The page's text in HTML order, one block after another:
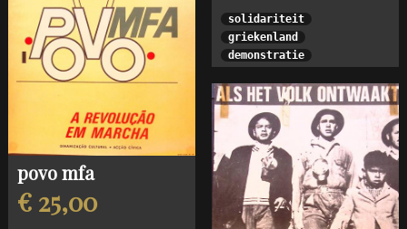
solidariteit
griekenland
demonstratie
povo mfa
€ 25,00